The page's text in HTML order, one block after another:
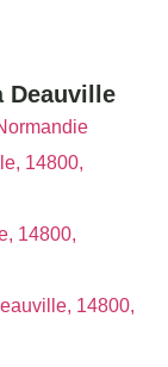
Deauville
14800,
14800,
14800,